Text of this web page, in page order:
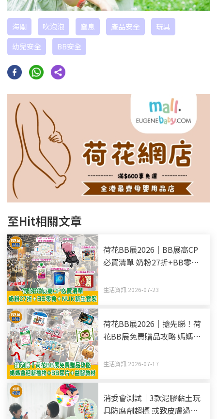
海關 吹泡泡 窒息 產品安全
玩具
幼兒安全
BB安全
至Hit相關文章
荷花BB展2026｜BB展高CP
必買清單 奶粉27折+BB零食
生活資訊 2026-07-23
荷花BB展2026｜搶先睇！荷
花BB展免費贈品攻略 媽媽會
生活資訊 2026-07-17
消委會測試｜3款泥膠黏土玩
具防腐劑超標 或致皮膚過敏